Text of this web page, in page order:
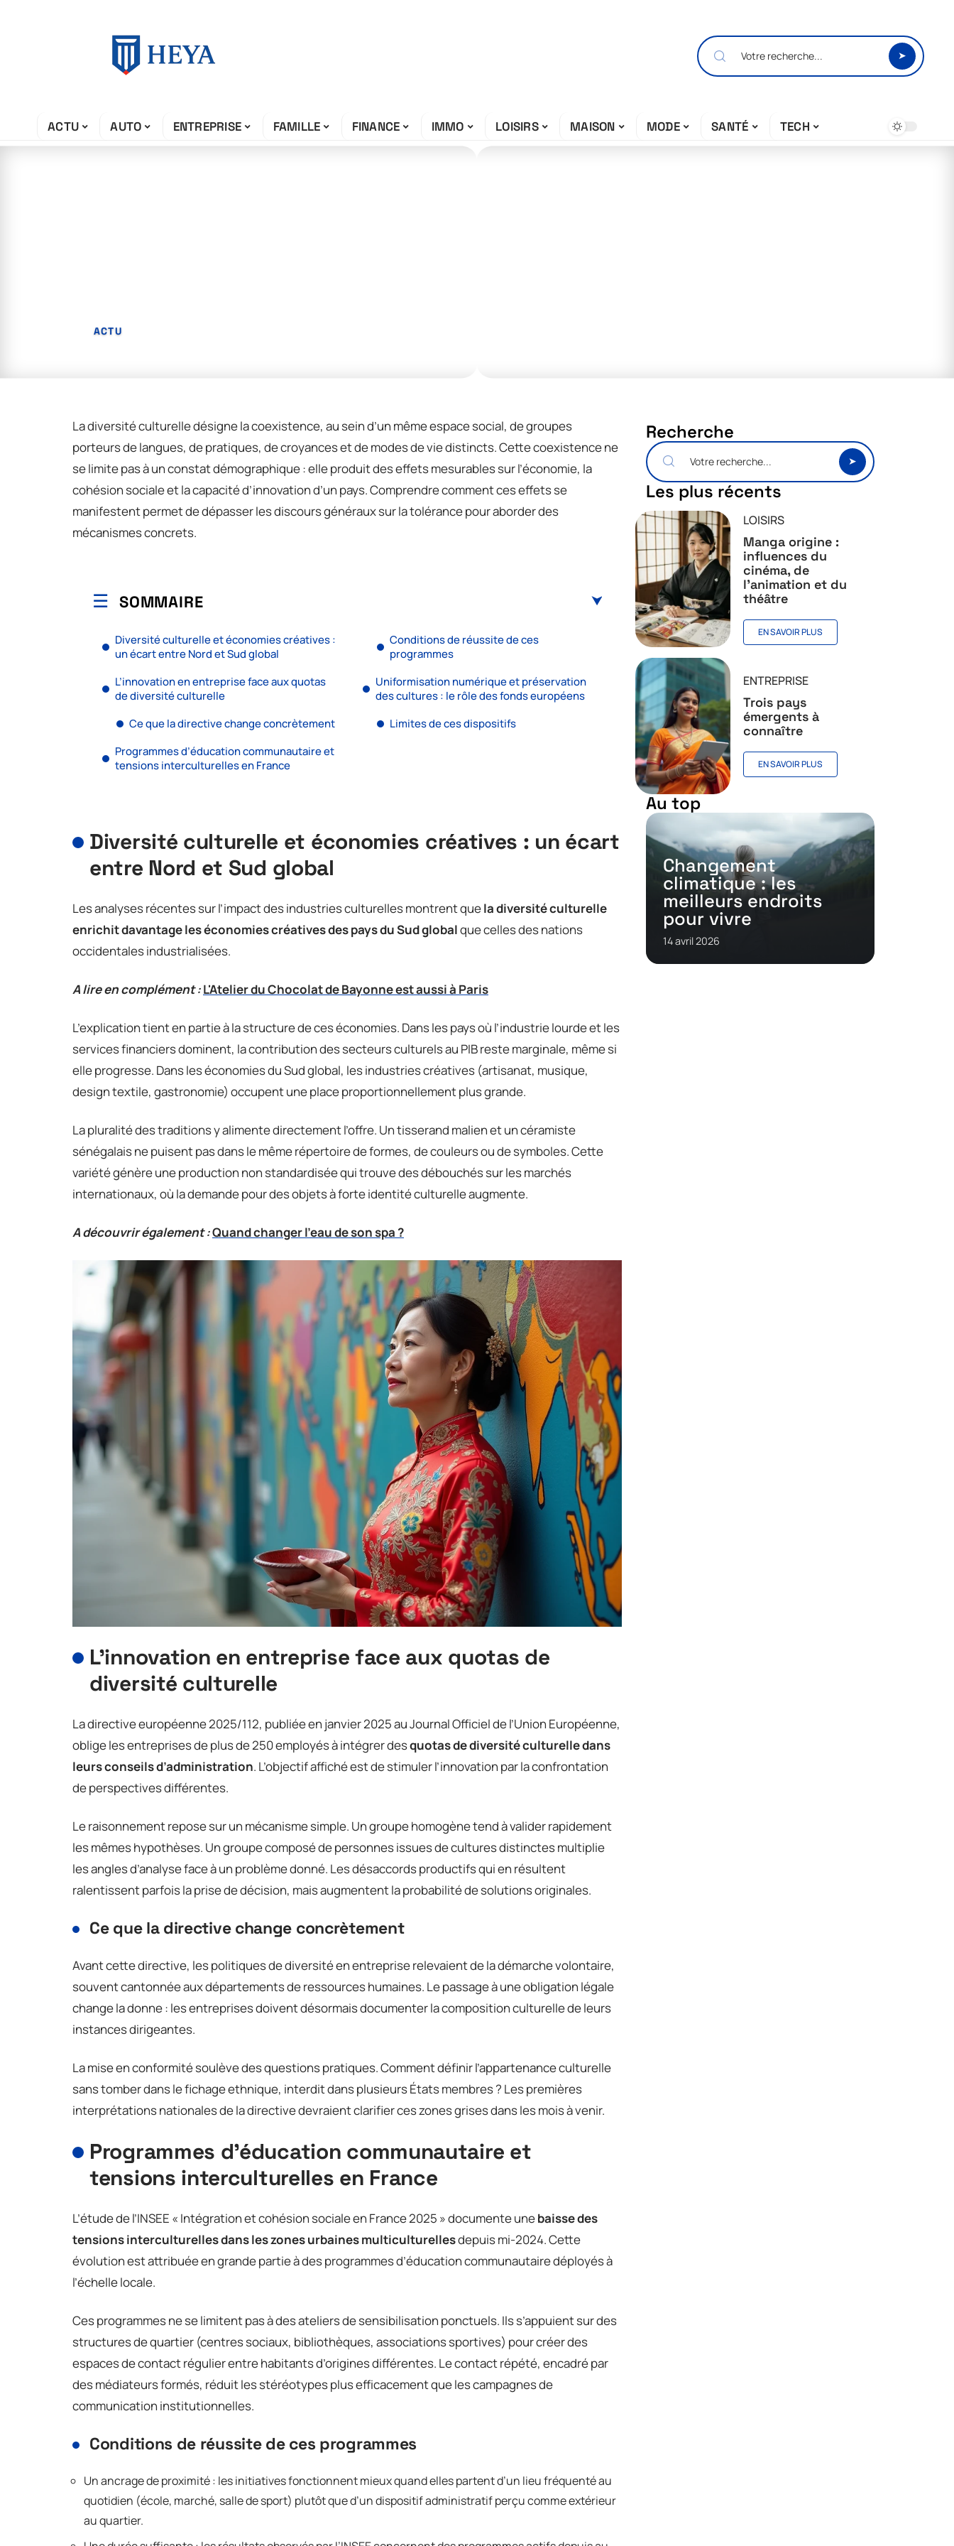
ACTU AUTO ENTREPRISE FAMILLE FINANCE IMMO LOISIRS MAISON MODE SANTÉ TECH
ACTU
La diversité culturelle désigne la coexistence, au sein d’un même espace social, de groupes
porteurs de langues, de pratiques, de croyances et de modes de vie distincts. Cette coexistence ne
se limite pas à un constat démographique : elle produit des effets mesurables sur l’économie, la
cohésion sociale et la capacité d’innovation d’un pays. Comprendre comment ces effets se
manifestent permet de dépasser les discours généraux sur la tolérance pour aborder des
mécanismes concrets.
SOMMAIRE
Diversité culturelle et économies créatives :
un écart entre Nord et Sud global
L’innovation en entreprise face aux quotas
de diversité culturelle
Ce que la directive change concrètement
Programmes d’éducation communautaire et
tensions interculturelles en France
Conditions de réussite de ces
programmes
Uniformisation numérique et préservation
des cultures : le rôle des fonds européens
Limites de ces dispositifs
Diversité culturelle et économies créatives : un écart
entre Nord et Sud global
Les analyses récentes sur l’impact des industries culturelles montrent quela diversité culturelle
enrichit davantage les économies créatives des pays du Sud globalque celles des nations
occidentales industrialisées.
A lire en complément :L'Atelier du Chocolat de Bayonne est aussi à Paris
L’explication tient en partie à la structure de ces économies. Dans les pays où l’industrie lourde et les
services financiers dominent, la contribution des secteurs culturels au PIB reste marginale, même si
elle progresse. Dans les économies du Sud global, les industries créatives (artisanat, musique,
design textile, gastronomie) occupent une place proportionnellement plus grande.
La pluralité des traditions y alimente directement l’offre. Un tisserand malien et un céramiste
sénégalais ne puisent pas dans le même répertoire de formes, de couleurs ou de symboles. Cette
variété génère une production non standardisée qui trouve des débouchés sur les marchés
internationaux, où la demande pour des objets à forte identité culturelle augmente.
A découvrir également :Quand changer l'eau de son spa ?
L’innovation en entreprise face aux quotas de
diversité culturelle
La directive européenne 2025/112, publiée en janvier 2025 au Journal Officiel de l’Union Européenne,
oblige les entreprises de plus de 250 employés à intégrer desquotas de diversité culturelle dans
leurs conseils d’administration. L’objectif affiché est de stimuler l’innovation par la confrontation
de perspectives différentes.
Le raisonnement repose sur un mécanisme simple. Un groupe homogène tend à valider rapidement
les mêmes hypothèses. Un groupe composé de personnes issues de cultures distinctes multiplie
les angles d’analyse face à un problème donné. Les désaccords productifs qui en résultent
ralentissent parfois la prise de décision, mais augmentent la probabilité de solutions originales.
Ce que la directive change concrètement
Avant cette directive, les politiques de diversité en entreprise relevaient de la démarche volontaire,
souvent cantonnée aux départements de ressources humaines. Le passage à une obligation légale
change la donne : les entreprises doivent désormais documenter la composition culturelle de leurs
instances dirigeantes.
La mise en conformité soulève des questions pratiques. Comment définir l’appartenance culturelle
sans tomber dans le fichage ethnique, interdit dans plusieurs États membres ? Les premières
interprétations nationales de la directive devraient clarifier ces zones grises dans les mois à venir.
Programmes d’éducation communautaire et
tensions interculturelles en France
L’étude de l’INSEE « Intégration et cohésion sociale en France 2025 » documente unebaisse des
tensions interculturelles dans les zones urbaines multiculturellesdepuis mi-2024. Cette
évolution est attribuée en grande partie à des programmes d’éducation communautaire déployés à
l’échelle locale.
Ces programmes ne se limitent pas à des ateliers de sensibilisation ponctuels. Ils s’appuient sur des
structures de quartier (centres sociaux, bibliothèques, associations sportives) pour créer des
espaces de contact régulier entre habitants d’origines différentes. Le contact répété, encadré par
des médiateurs formés, réduit les stéréotypes plus efficacement que les campagnes de
communication institutionnelles.
Conditions de réussite de ces programmes
Un ancrage de proximité : les initiatives fonctionnent mieux quand elles partent d’un lieu fréquenté au
quotidien (école, marché, salle de sport) plutôt que d’un dispositif administratif perçu comme extérieur
au quartier.
Recherche
Les plus récents
LOISIRS
Manga origine :
influences du
cinéma, de
l’animation et du
théâtre
EN SAVOIR PLUS
ENTREPRISE
Trois pays
émergents à
connaître
EN SAVOIR PLUS
Au top
Changement
climatique : les
meilleurs endroits
pour vivre
14 avril 2026